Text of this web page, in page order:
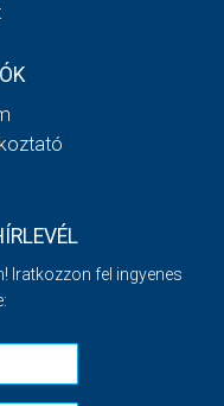
Iratkozzon fel ingyenes